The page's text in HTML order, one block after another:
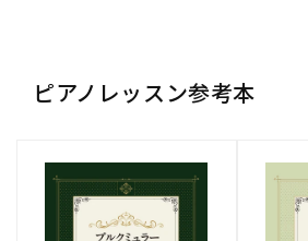
ピアノレッスン参考本